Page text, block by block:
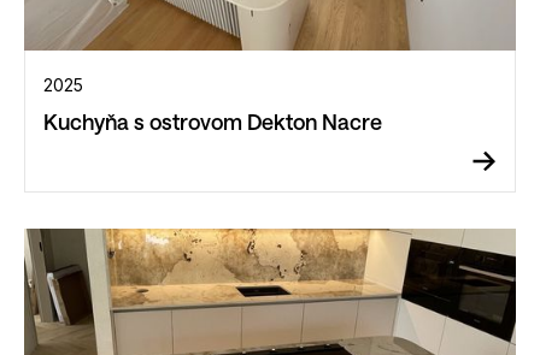
2025
Kuchyňa s ostrovom Dekton Nacre